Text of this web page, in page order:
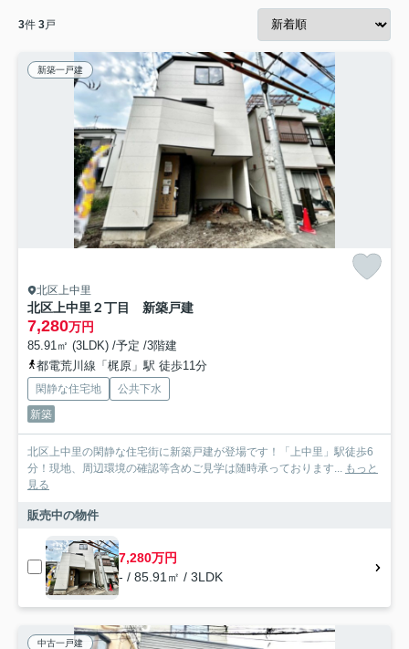
3件 3戸
新築一戸建
北区上中里
北区上中里２丁目 新築戸建
7,280万円
85.91㎡ (3LDK) /予定 /3階建
都電荒川線「梶原」駅 徒歩11分
閑静な住宅地
公共下水
新築
北区上中里の閑静な住宅街に新築戸建が登場です！「上中里」駅徒歩6
分！現地、周辺環境の確認等含めご見学は随時承っております...
もっと
見る
販売中の物件
7,280万円
- / 85.91㎡ / 3LDK
中古一戸建